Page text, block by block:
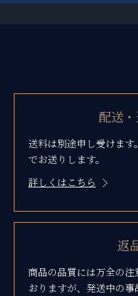
配送
送料は別途申し受けます
でお送りします。
詳しくはこちら
返
商品の品質には万全の
おりますが、発送中の